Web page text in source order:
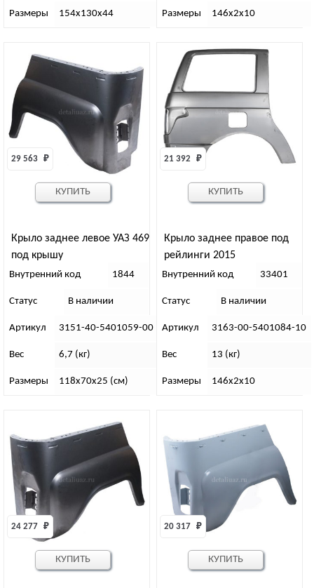
Размеры 154х130х44 Размеры 146х2х10
Крыло заднее левое УАЗ 469
под крышу
29 563 ₽
Внутренний код 1844
Статус В наличии
Артикул 3151-40-5401059-00
Вес 6,7 (кг)
Размеры 118х70х25 (см)
КУПИТЬ
Крыло заднее правое под
рейлинги 2015
21 392 ₽
Внутренний код 33401
Статус В наличии
Артикул 3163-00-5401084-10
Вес 13 (кг)
Размеры 146х2х10
КУПИТЬ
24 277 ₽
КУПИТЬ
20 317 ₽
КУПИТЬ